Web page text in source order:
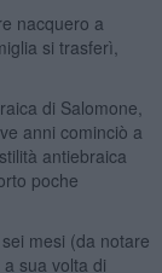
nacquero a
si trasferì,
di Salomone,
anni cominciò a
antiebraica
poche
mesi (da notare
sua volta di